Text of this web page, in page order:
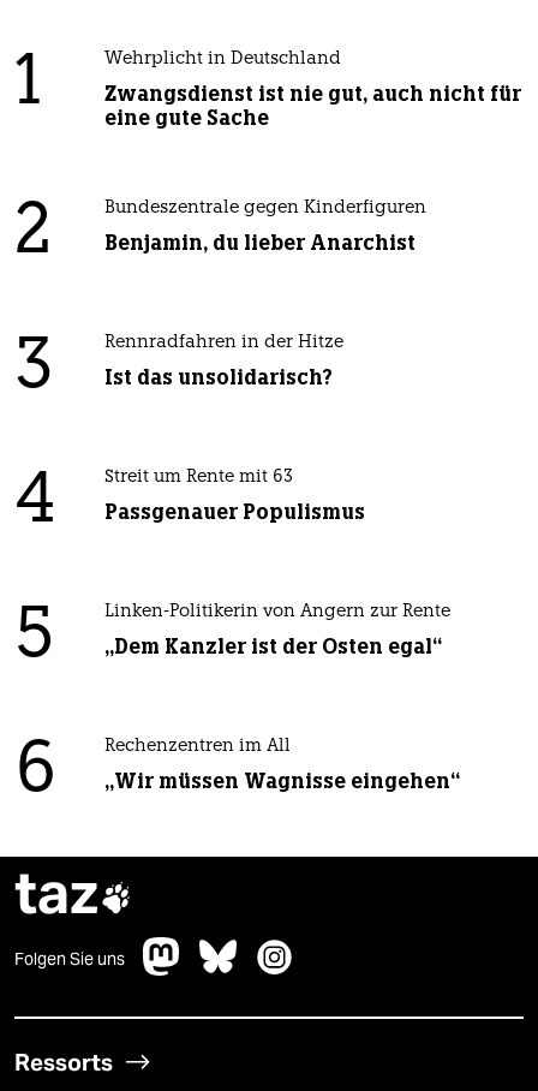
1 Wehrplicht in Deutschland
Zwangsdienst ist nie gut, auch nicht für
eine gute Sache
2 Bundeszentrale gegen Kinderfiguren
Benjamin, du lieber Anarchist
3 Rennradfahren in der Hitze
Ist das unsolidarisch?
4 Streit um Rente mit 63
Passgenauer Populismus
5 Linken-Politikerin von Angern zur Rente
„Dem Kanzler ist der Osten egal“
6 Rechenzentren im All
„Wir müssen Wagnisse eingehen“
taz
Folgen Sie uns
Ressorts